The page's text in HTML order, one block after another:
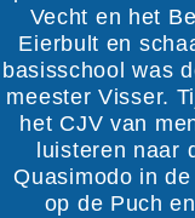
Vecht en het
Eierbult en
basisschool was
meester Visser.
het CJV van
luisteren naar
Quasimodo in
op de Puch